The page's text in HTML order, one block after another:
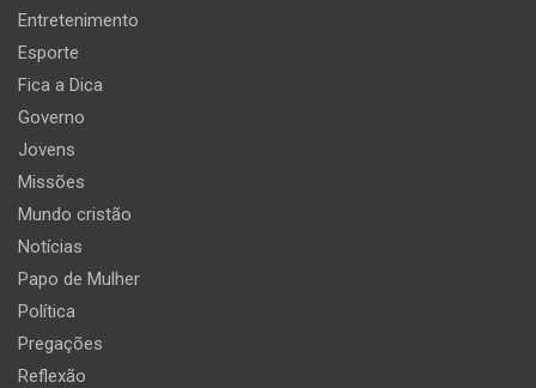
Entretenimento
Esporte
Fica a Dica
Governo
Jovens
Missões
Mundo cristão
Notícias
Papo de Mulher
Política
Pregações
Reflexão